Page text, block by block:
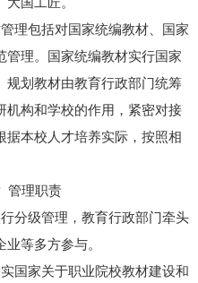
理包括对国家统编教材、国家
管理。国家统编教材实行国家
规划教材由教育行政部门统筹
机构和学校的作用，紧密对接
据本校人才培养实际，按照相
管理职责
分级管理，教育行政部门牵头
等多方参与。
国家关于职业院校教材建设和